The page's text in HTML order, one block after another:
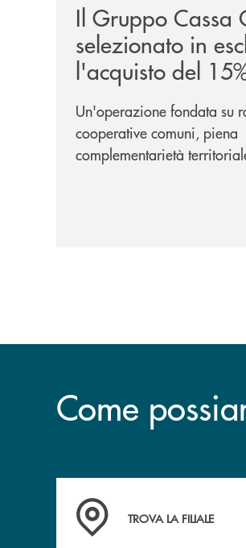
Il Gruppo Cassa
selezionato in
l'acquisto del
Cambiano 1884
Un'operazione fondata su
cooperative comuni, piena
complementarietà
Come
Accedi all' elenco completo
TROVA LA FILIALE